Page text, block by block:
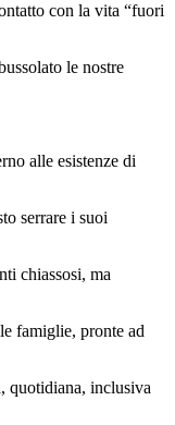
con la vita “fuori
le nostre
alle esistenze di
serrare i suoi
chiassosi, ma
famiglie, pronte ad
quotidiana, inclusiva